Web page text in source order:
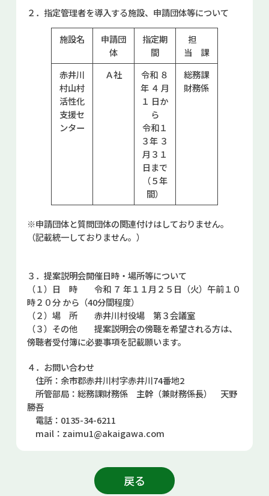
２．指定管理者を導入する施設、申請団体等について
施設名
申請団
体
指定期
間
担
当 課
赤井川
村山村
活性化
支援セ
ンター
Ａ社
令和 ８
年 ４ 月
１ 日か
ら
令和１
３年 ３
月３１
日まで
（５年
間）
総務課
財務係
※申請団体と質問団体の関連付けはしておりません。
（記載統一しておりません。）
３．提案説明会開催日時・場所等について
（１）日 時 令和 ７ 年１１月２５日（火）午前１０
時２０分 から（40分間程度）
（２）場 所 赤井川村役場 第３会議室
（３）その他 提案説明会の傍聴を希望される方は、
傍聴者受付簿に必要事項を記載願います。
４．お問い合わせ
住所：余市郡赤井川村字赤井川74番地2
所管部局：総務課財務係 主幹（兼財務係長） 天野
勝吾
電話：0135-34-6211
mail：zaimu1@akaigawa.com
戻る